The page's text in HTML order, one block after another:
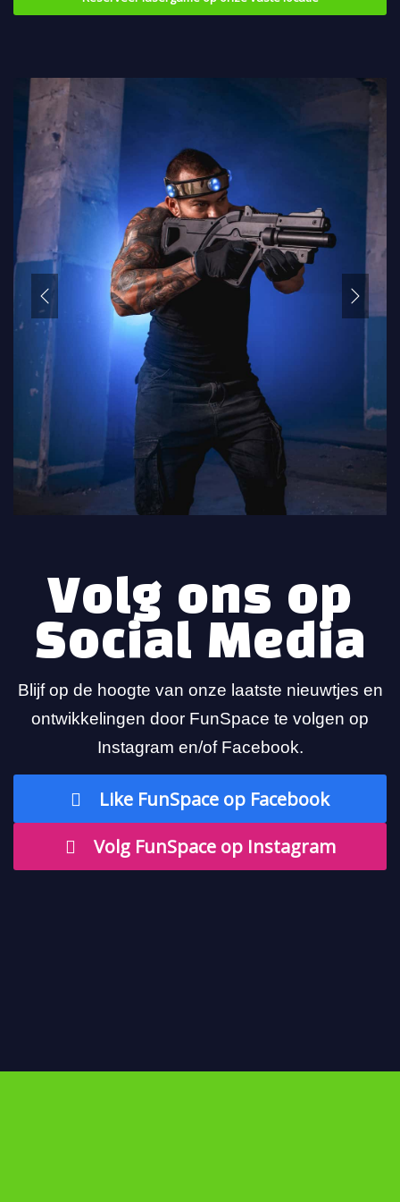
Volg ons op
Social Media
Blijf op de hoogte van onze laatste nieuwtjes en
ontwikkelingen door FunSpace te volgen op
Instagram en/of Facebook.
Like FunSpace op Facebook
Volg FunSpace op Instagram